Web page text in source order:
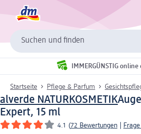
Suchen und finden
IMMERGÜNSTIG
Startseite Pflege & Parfum
alverde NATURKOSMETIK
Expert, 15 ml
4.1 (72 Bewertungen